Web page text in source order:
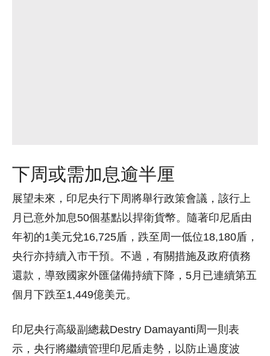
下周或需加息逾半厘
展望未來，印尼央行下周將舉行政策會議，該行上
月已意外加息50個基點以捍衛貨幣。隨著印尼盾由
年初的1美元兌16,725盾，跌至周一低位18,180盾，
央行亦持續入市干預。不過，有關措施及政府債務
還款，導致國家外匯儲備持續下降，5月已連續第五
個月下跌至1,449億美元。
印尼央行高級副總裁Destry Damayanti周一則表
示，央行將繼續管理印尼盾走勢，以防止過度波